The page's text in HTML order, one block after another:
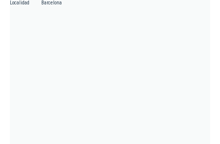
Localidad Barcelona